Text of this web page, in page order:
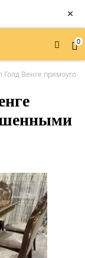
0
Голд Венге